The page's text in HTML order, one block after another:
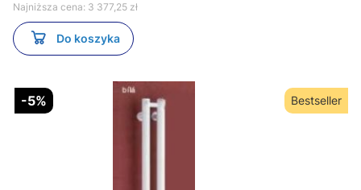
Najniższa cena: 3 377,25 zł
Do koszyka
-5% Bestseller